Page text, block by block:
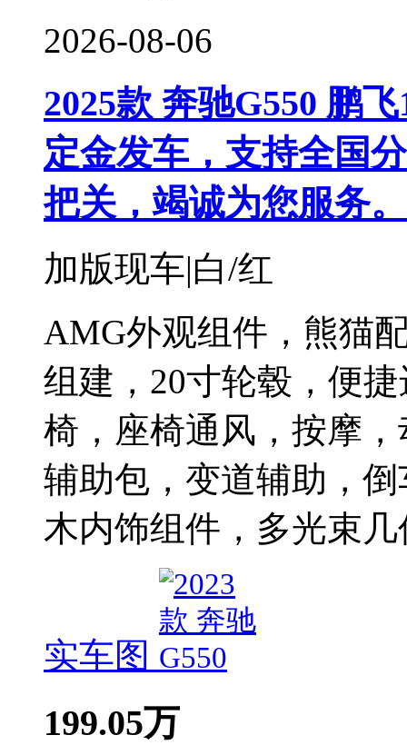
2026-08-06
2025款 奔驰G550 鹏
定金发车，支持全国
把关，竭诚为您服务。
加版现车|白/红
AMG外观组件，熊猫
组建，20寸轮毂，便
椅，座椅通风，按摩
辅助包，变道辅助，
木内饰组件，多光束
实车图
199.05万